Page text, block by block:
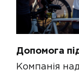
Допомога
​Компанія